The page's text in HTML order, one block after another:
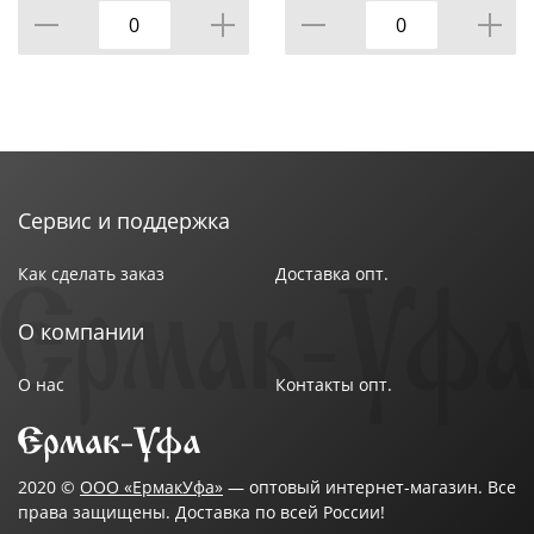
Сервис и поддержка
Как сделать заказ Доставка опт.
О компании
О нас Контакты опт.
2020 © ООО «ЕрмакУфа» — оптовый интернет-магазин. Все
права защищены. Доставка по всей России!